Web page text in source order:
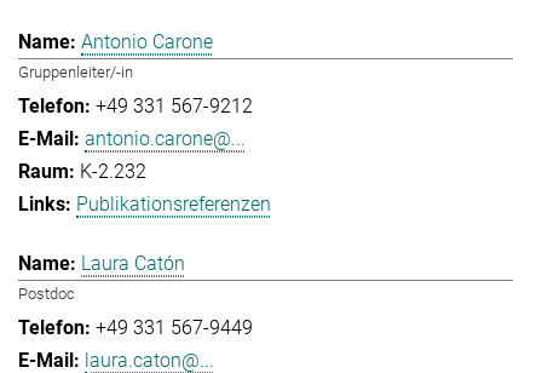
Antonio Carone
Gruppenleiter/-in
+49 331 567-9212
antonio.carone@...
K-2.232
Publikationsreferenzen
Laura Catón
Postdoc
+49 331 567-9449
laura.caton@...